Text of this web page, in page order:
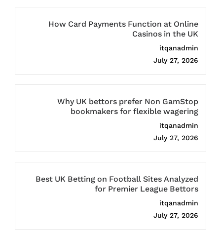
How Card Payments Function at Online
Casinos in the UK
itqanadmin
July 27, 2026
Why UK bettors prefer Non GamStop
bookmakers for flexible wagering
itqanadmin
July 27, 2026
Best UK Betting on Football Sites Analyzed
for Premier League Bettors
itqanadmin
July 27, 2026